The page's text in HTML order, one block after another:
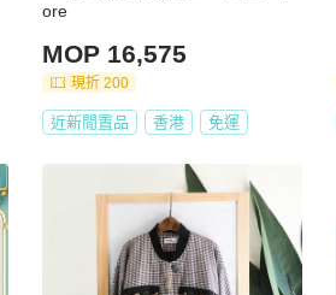
ore
MOP 16,575
現折 200
近新閒置品 香港 免運